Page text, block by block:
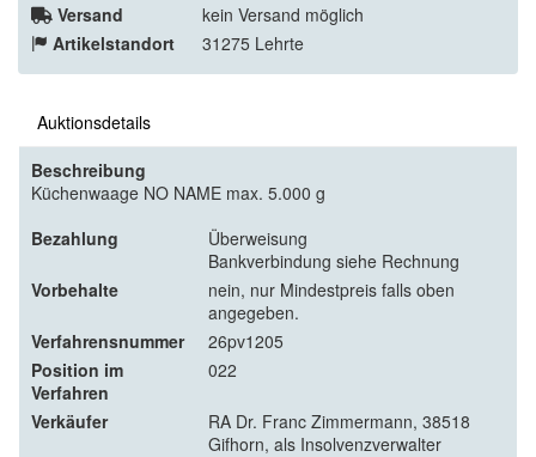
Versand
kein Versand möglich
Artikelstandort
31275 Lehrte
Auktionsdetails
Beschreibung
Küchenwaage NO NAME max. 5.000 g
Bezahlung
Überweisung
Bankverbindung siehe Rechnung
Vorbehalte
nein, nur Mindestpreis falls oben
angegeben.
Verfahrensnummer
26pv1205
Position im
Verfahren
022
Verkäufer
RA Dr. Franc Zimmermann, 38518
Gifhorn, als Insolvenzverwalter